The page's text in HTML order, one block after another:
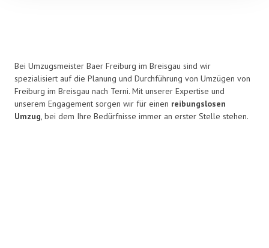
Bei Umzugsmeister Baer Freiburg im Breisgau sind wir
spezialisiert auf die Planung und Durchführung von Umzügen von
Freiburg im Breisgau nach Terni. Mit unserer Expertise und
unserem Engagement sorgen wir für einen reibungslosen
Umzug, bei dem Ihre Bedürfnisse immer an erster Stelle stehen.